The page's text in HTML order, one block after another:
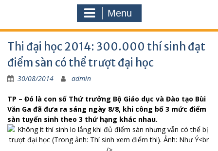
Menu
Thi đại học 2014: 300.000 thí sinh đạt
điểm sàn có thể trượt đại học
30/08/2014 admin
TP – Đó là con số Thứ trưởng Bộ Giáo dục và Đào tạo Bùi
Văn Ga đã đưa ra sáng ngày 8/8, khi công bố 3 mức điểm
sàn tuyển sinh theo 3 thứ hạng khác nhau.